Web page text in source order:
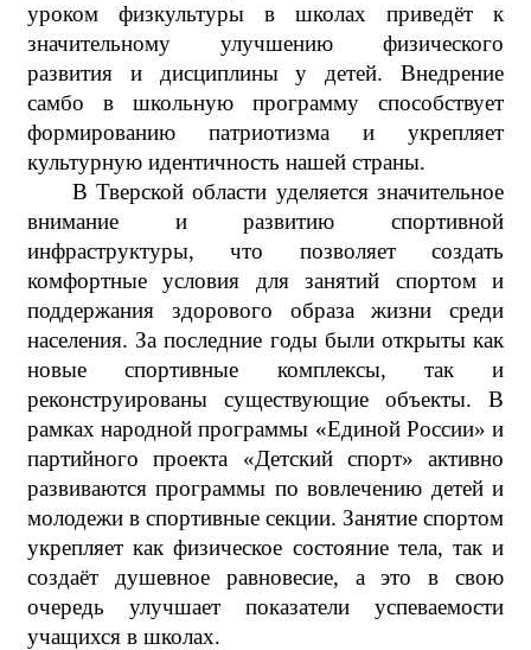
уроком физкультуры в школах приведёт к
значительному улучшению физического
развития и дисциплины у детей. Внедрение
самбо в школьную программу способствует
формированию патриотизма и укрепляет
культурную идентичность нашей страны.
В Тверской области уделяется значительное
внимание и развитию спортивной
инфраструктуры, что позволяет создать
комфортные условия для занятий спортом и
поддержания здорового образа жизни среди
населения. За последние годы были открыты как
новые спортивные комплексы, так и
реконструированы существующие объекты. В
рамках народной программы «Единой России» и
партийного проекта «Детский спорт» активно
развиваются программы по вовлечению детей и
молодежи в спортивные секции. Занятие спортом
укрепляет как физическое состояние тела, так и
создаёт душевное равновесие, а это в свою
очередь улучшает показатели успеваемости
учащихся в школах.